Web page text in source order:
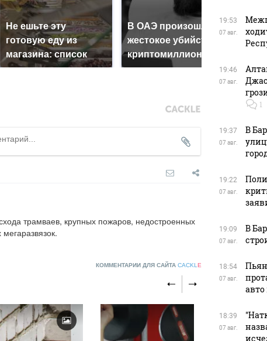
Не ешьте эту
готовую еду из
магазина: список
В ОАЭ произошло
жестокое убийство
криптомиллионера
Все
трамваев, крупных пожаров, недостроенных
КОММЕНТАРИИ ДЛЯ САЙТА CACKL E
19:53
07 авг.
19:46
07 авг.
1
19:37
07 авг.
В
19:22
07 авг.
19:09
07 авг.
В
18:54
07 авг.
18:39
07 авг.